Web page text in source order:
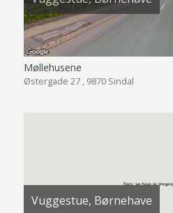
Møllehusene
Østergade 27 , 9870 Sindal
Vuggestue, Børnehave